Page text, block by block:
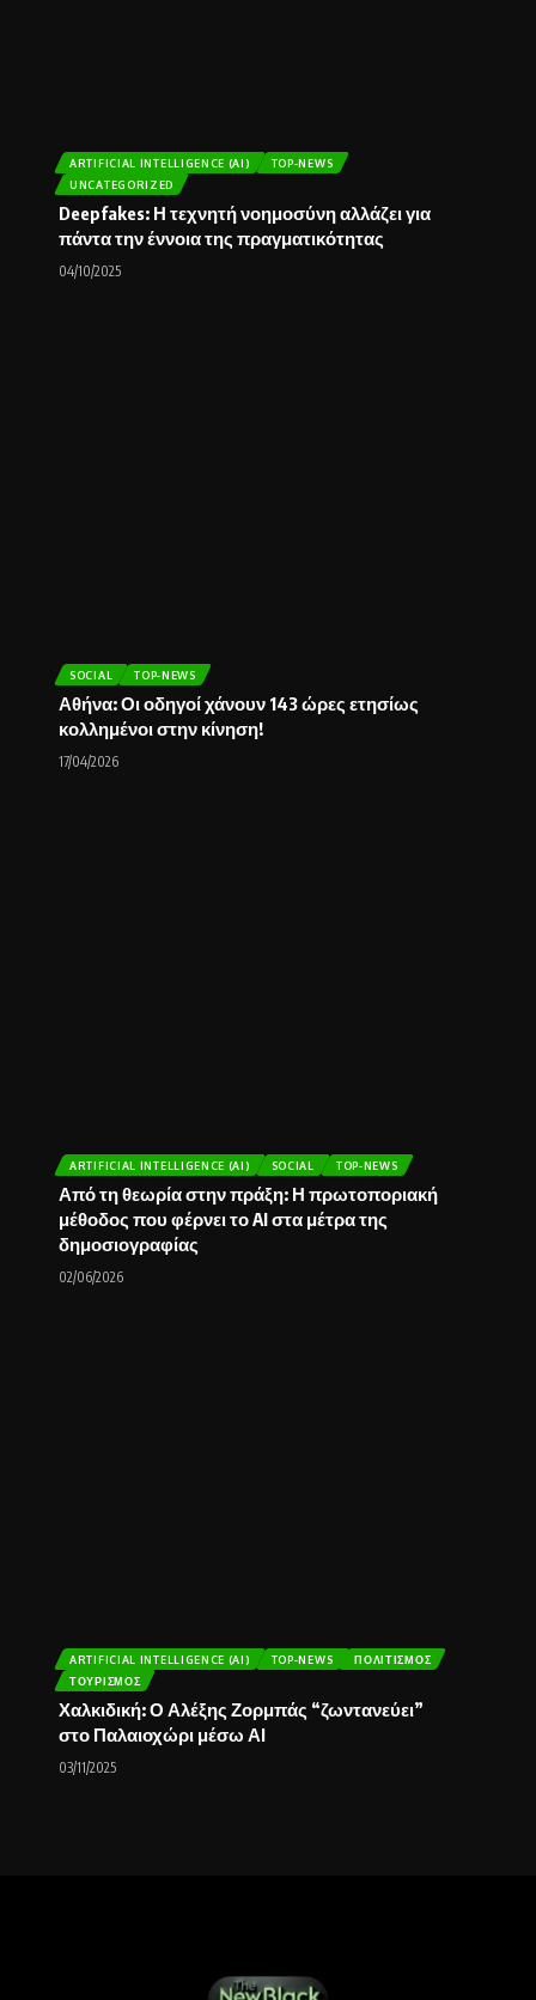
ARTIFICIAL INTELLIGENCE (AI)
TOP-NEWS
UNCATEGORIZED
Deepfakes: Η τεχνητή νοημοσύνη αλλάζει για
πάντα την έννοια της πραγματικότητας
04/10/2025
SOCIAL TOP-NEWS
Αθήνα: Οι οδηγοί χάνουν 143 ώρες ετησίως
κολλημένοι στην κίνηση!
17/04/2026
ARTIFICIAL INTELLIGENCE (AI) SOCIAL TOP-NEWS
Από τη θεωρία στην πράξη: Η πρωτοποριακή
μέθοδος που φέρνει το AI στα μέτρα της
δημοσιογραφίας
02/06/2026
ARTIFICIAL INTELLIGENCE (AI) TOP-NEWS
ΠΟΛΙΤΙΣΜΌΣ
ΤΟΥΡΙΣΜΌΣ
Χαλκιδική: Ο Αλέξης Ζορμπάς “ζωντανεύει”
στο Παλαιοχώρι μέσω ΑΙ
03/11/2025